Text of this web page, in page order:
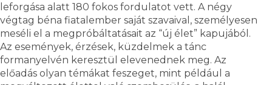
leforgása alatt 180 fokos fordulatot vett. A négy
végtag béna fiatalember saját szavaival, személyesen
meséli el a megpróbáltatásait az “új élet” kapujából.
Az események, érzések, küzdelmek a tánc
formanyelvén keresztül elevenednek meg. Az
előadás olyan témákat feszeget, mint például a